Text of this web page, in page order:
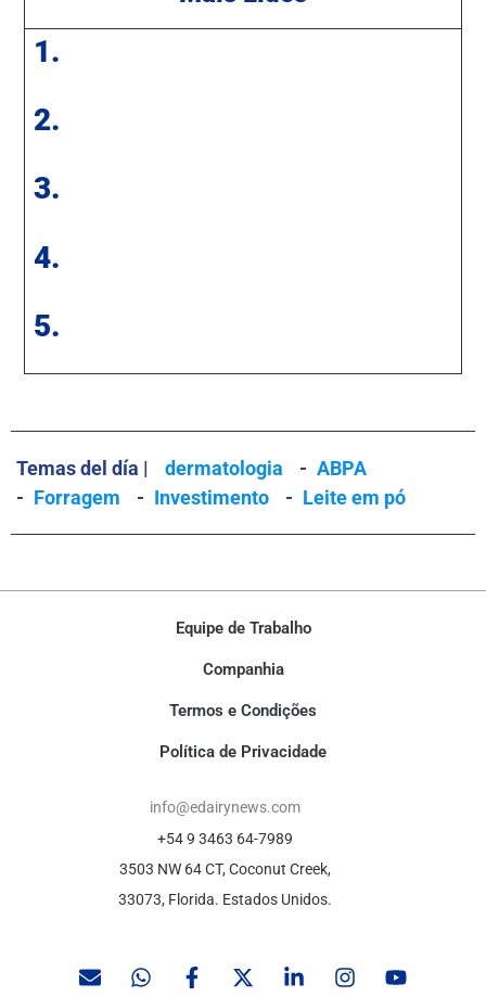
1.
2.
3.
4.
5.
Temas del día | dermatologia - ABPA
- Forragem - Investimento - Leite em pó
Equipe de Trabalho
Companhia
Termos e Condições
Política de Privacidade
info@edairynews.com
+54 9 3463 64-7989
3503 NW 64 CT, Coconut Creek,
33073, Florida. Estados Unidos.